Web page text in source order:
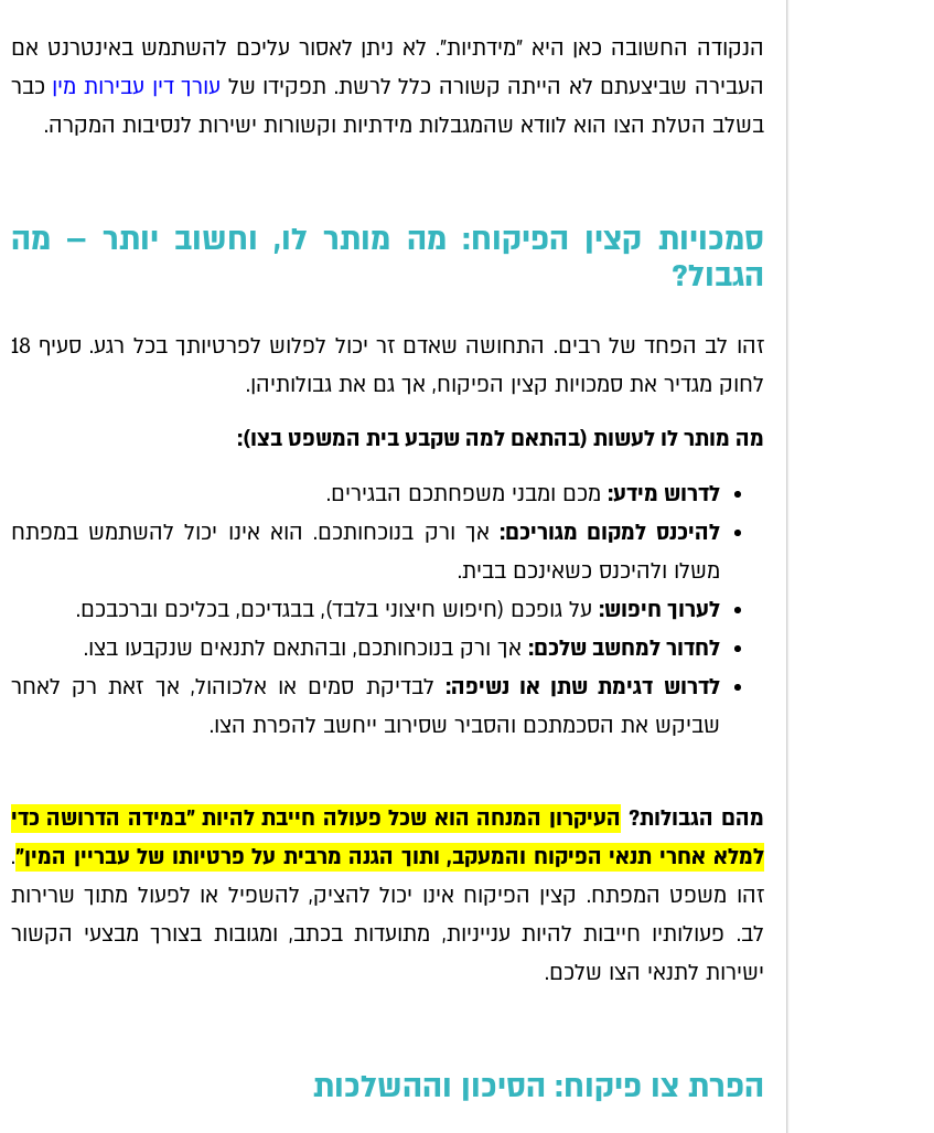
הנקודה החשובה כאן היא "מידתיות". לא ניתן לאסור עליכם להשתמש באינטרנט אם
העבירה שביצעתם לא הייתה קשורה כלל לרשת. תפקידו של עורך דין עבירות מין כבר
בשלב הטלת הצו הוא לוודא שהמגבלות מידתיות וקשורות ישירות לנסיבות המקרה.
סמכויות קצין הפיקוח: מה מותר לו, וחשוב יותר – מה
הגבול?
זהו לב הפחד של רבים. התחושה שאדם זר יכול לפלוש לפרטיותך בכל רגע. סעיף 18
לחוק מגדיר את סמכויות קצין הפיקוח, אך גם את גבולותיהן.
מה מותר לו לעשות (בהתאם למה שקבע בית המשפט בצו):
לדרוש מידע: מכם ומבני משפחתכם הבגירים.
להיכנס למקום מגוריכם: אך ורק בנוכחותכם. הוא אינו יכול להשתמש במפתח
משלו ולהיכנס כשאינכם בבית.
לערוך חיפוש: על גופכם (חיפוש חיצוני בלבד), בבגדיכם, בכליכם וברכבכם.
לחדור למחשב שלכם: אך ורק בנוכחותכם, ובהתאם לתנאים שנקבעו בצו.
לדרוש דגימת שתן או נשיפה: לבדיקת סמים או אלכוהול, אך זאת רק לאחר
שביקש את הסכמתכם והסביר שסירוב ייחשב להפרת הצו.
מהם הגבולות? העיקרון המנחה הוא שכל פעולה חייבת להיות "במידה הדרושה כדי
למלא אחרי תנאי הפיקוח והמעקב, ותוך הגנה מרבית על פרטיותו של עבריין המין".
זהו משפט המפתח. קצין הפיקוח אינו יכול להציק, להשפיל או לפעול מתוך שרירות
לב. פעולותיו חייבות להיות ענייניות, מתועדות בכתב, ומגובות בצורך מבצעי הקשור
ישירות לתנאי הצו שלכם.
הפרת צו פיקוח: הסיכון וההשלכות